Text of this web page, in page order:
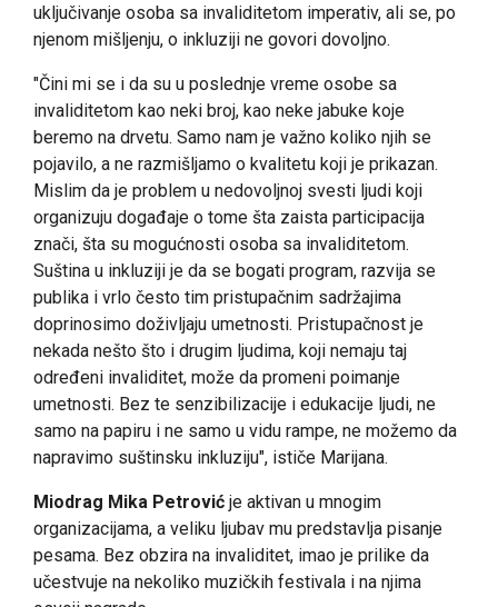
uključivanje osoba sa invaliditetom imperativ, ali se, po
njenom mišljenju, o inkluziji ne govori dovoljno.
"Čini mi se i da su u poslednje vreme osobe sa
invaliditetom kao neki broj, kao neke jabuke koje
beremo na drvetu. Samo nam je važno koliko njih se
pojavilo, a ne razmišljamo o kvalitetu koji je prikazan.
Mislim da je problem u nedovoljnoj svesti ljudi koji
organizuju događaje o tome šta zaista participacija
znači, šta su mogućnosti osoba sa invaliditetom.
Suština u inkluziji je da se bogati program, razvija se
publika i vrlo često tim pristupačnim sadržajima
doprinosimo doživljaju umetnosti. Pristupačnost je
nekada nešto što i drugim ljudima, koji nemaju taj
određeni invaliditet, može da promeni poimanje
umetnosti. Bez te senzibilizacije i edukacije ljudi, ne
samo na papiru i ne samo u vidu rampe, ne možemo da
napravimo suštinsku inkluziju", ističe Marijana.
Miodrag Mika Petrović je aktivan u mnogim
organizacijama, a veliku ljubav mu predstavlja pisanje
pesama. Bez obzira na invaliditet, imao je prilike da
učestvuje na nekoliko muzičkih festivala i na njima